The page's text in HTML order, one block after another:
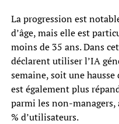
La progression est
d’âge, mais elle est
moins de 35 ans. Dans
déclarent utiliser l’IA
semaine, soit une hausse
est également plus
parmi les non-managers,
% d’utilisateurs.